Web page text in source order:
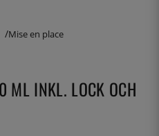
Mise en place
ML INKL. LOCK OCH